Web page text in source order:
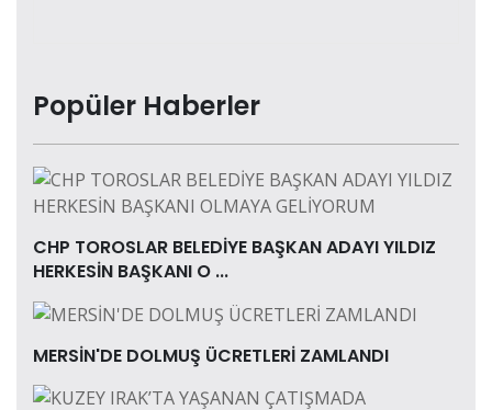
Popüler Haberler
CHP TOROSLAR BELEDİYE BAŞKAN ADAYI YILDIZ
HERKESİN BAŞKANI O ...
MERSİN'DE DOLMUŞ ÜCRETLERİ ZAMLANDI